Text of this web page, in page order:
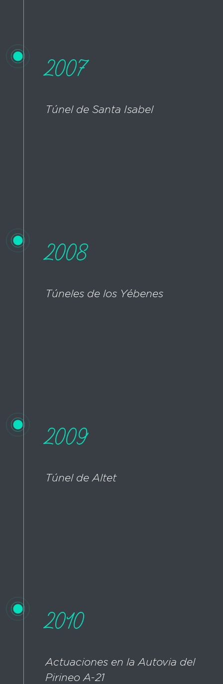
2007
Túnel de Santa Isabel
2008
Túneles de los Yébenes
2009
Túnel de Altet
2010
Actuaciones en la Autovia del
Pirineo A-21